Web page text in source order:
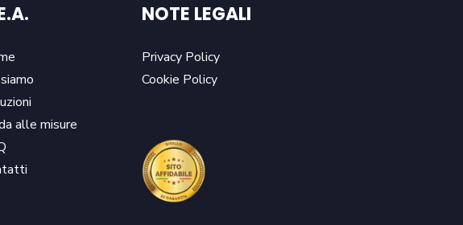
alle misure
NOTE LEGALI
Privacy Policy
Cookie Policy